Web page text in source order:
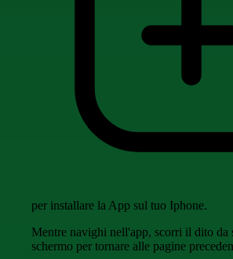
per installare la App sul tuo Iphone.
Mentre navighi nell'app, scorri il dito da
schermo per tornare alle pagine